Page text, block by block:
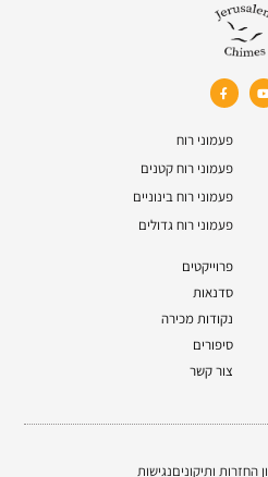
פעמוני רוח
פעמוני רוח קטנים
פעמוני רוח בינוניים
פעמוני רוח גדולים
פרוייקטים
סדנאות
נקודות מכירה
סיפורים
צור קשר
החזרות ותיקוניםנגישות